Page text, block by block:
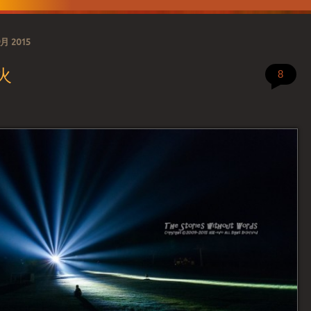
2015
8